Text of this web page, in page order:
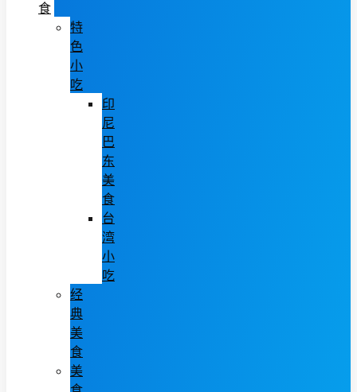
食
特
色
小
吃
印
尼
巴
东
美
食
台
湾
小
吃
经
典
美
食
美